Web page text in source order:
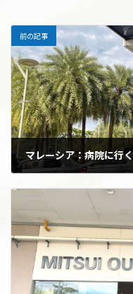
前の記事
マレーシア：病院に行く